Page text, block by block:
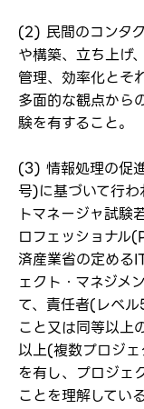
(2) 民間のコンタ
や構築、立ち上げ
管理、効率化とそ
多面的な観点から
験を有すること。
(3) 情報処理の促
号)に基づいて行
トマネージャ試験
ロフェッショナル
済産業省の定める
ェクト・マネジメ
て、責任者(レベ
こと又は同等以上
以上(複数プロジ
を有し、プロジェ
ことを理解してい